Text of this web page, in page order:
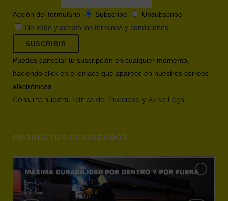
Acción del formulario Subscribe
Unsubscribe
He leído y acepto los términos y condiciones
Puedes cancelar tu suscripción en cualquier momento,
haciendo click en el enlace que aparece en nuestros correos
electrónicos.
Consulte nuestra Política de Privacidad y Aviso Legal
PRODUCTOS DESTACADOS